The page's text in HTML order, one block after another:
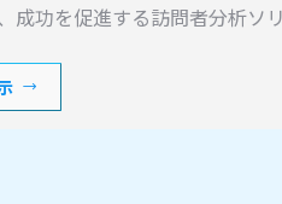
功を促進する訪問者分析ソ